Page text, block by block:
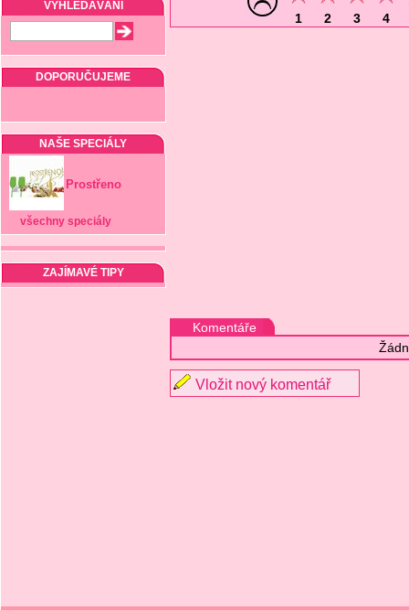
VYHLEDÁVÁNÍ
DOPORUČUJEME
NAŠE SPECIÁLY
Prostřeno
všechny speciály
ZAJÍMAVÉ TIPY
1 2 3 4
Komentáře
Vložit nový komentář